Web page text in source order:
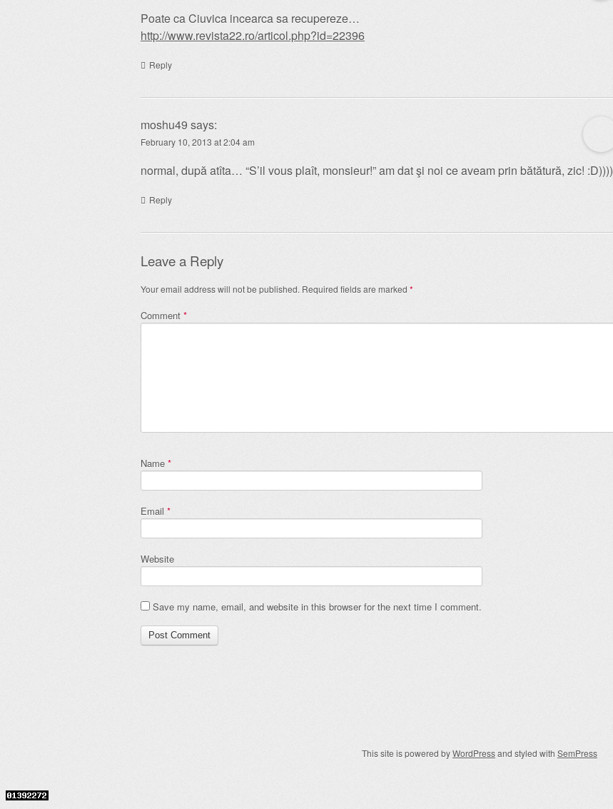
Poate ca Ciuvica incearca sa recupereze…
http://www.revista22.ro/articol.php?id=22396
Reply
moshu49 says:
February 10, 2013 at 2:04 am
normal, după atîta… “S’il vous plaît, monsieur!” am dat şi noi ce aveam prin bătătură, zic! :D))))
Reply
Leave a Reply
Your email address will not be published. Required fields are marked *
Comment *
Name *
Email *
Website
Save my name, email, and website in this browser for the next time I comment.
This site is powered byWordPressand styled with SemPress